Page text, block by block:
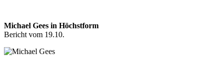
Michael Gees in Höchstform
Bericht vom 19.10.